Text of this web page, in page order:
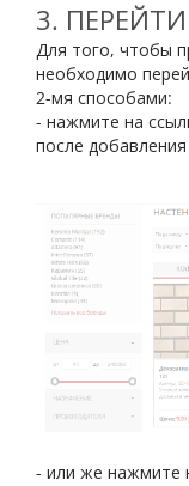
3.
Для того, чтобы
необходимо
2-мя способами:
- нажмите на
после
- или же нажмите